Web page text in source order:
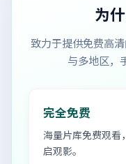
为
致力于提供免费高
与多地区，
完全免费
海量片库免费观看
启观影。